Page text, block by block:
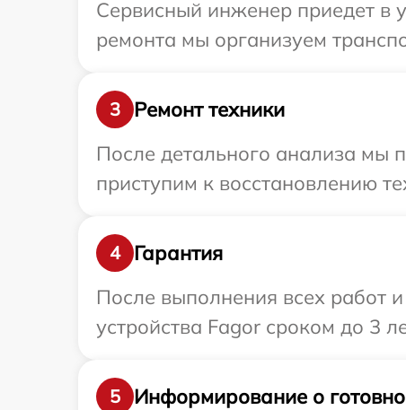
Сервисный инженер приедет в
ремонта мы организуем
3
Ремонт техники
После детального анализа мы
приступим к восстановлению
4
Гарантия
После выполнения всех работ
устройства Fagor сроком до 3
5
Информирование о